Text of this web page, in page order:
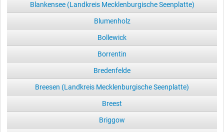
Blankensee (Landkreis Mecklenburgische Seenplatte)
Blumenholz
Bollewick
Borrentin
Bredenfelde
Breesen (Landkreis Mecklenburgische Seenplatte)
Breest
Briggow